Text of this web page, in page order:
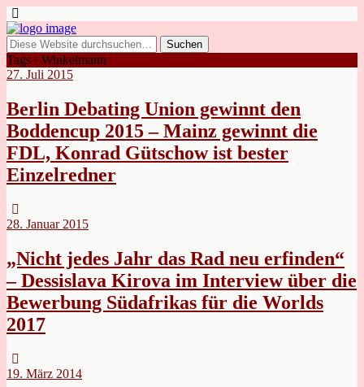
Tags › Winkelmann
27. Juli 2015
Berlin Debating Union gewinnt den
Boddencup 2015 – Mainz gewinnt die
FDL, Konrad Gütschow ist bester
Einzelredner
28. Januar 2015
„Nicht jedes Jahr das Rad neu erfinden“
– Dessislava Kirova im Interview über die
Bewerbung Südafrikas für die Worlds
2017
19. März 2014